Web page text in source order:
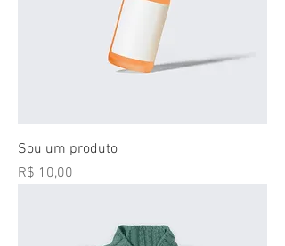
Sou um produto
Preço
R$ 10,00